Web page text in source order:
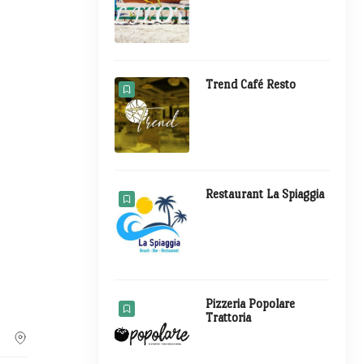
Trend Café Resto
Restaurant La Spiaggia
Pizzeria Popolare
Trattoria